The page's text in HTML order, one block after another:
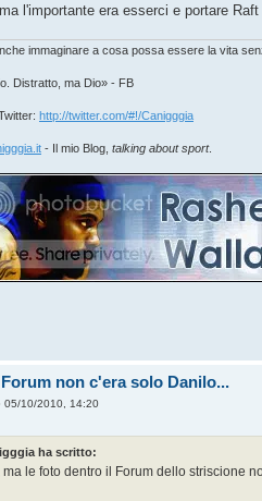
l'importante era esserci e portare
immaginare a cosa possa essere la vita
Distratto, ma Dio» - FB
http://twitter.com/#!/Canigggia
- Il mio Blog, talking about sport.
non c'era solo Danilo...
05/10/2010, 14:20
ha scritto:
ma le foto dentro il Forum dello striscione